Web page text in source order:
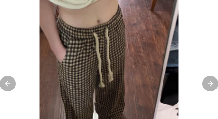
Previous slide